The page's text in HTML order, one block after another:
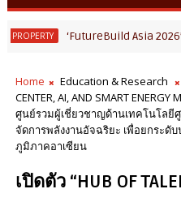
Asia 2026’ รวมขุนพล
Home Education & Research
CENTER, AI, AND SMART ENERGY
ศูนย์รวมผู้เชี่ยวชาญด้านเทคโนโล
จัดการพลังงานอัจฉริยะ เพื่อยกระดั
ภูมิภาคอาเซียน
เปิดตัว “HUB OF